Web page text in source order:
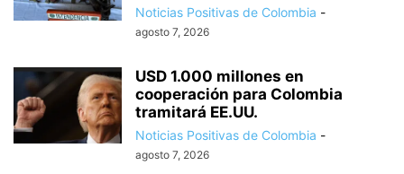
Noticias Positivas de Colombia -
agosto 7, 2026
USD 1.000 millones en
cooperación para Colombia
tramitará EE.UU.
Noticias Positivas de Colombia -
agosto 7, 2026